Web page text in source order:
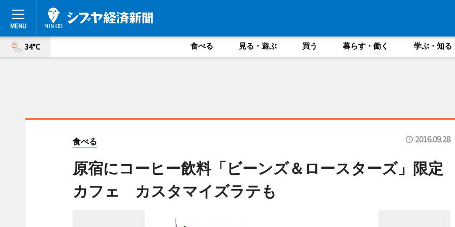
34°C 食べる 見る・遊ぶ 買う 暮らす・働く 学ぶ・知る
食べる 2016.09.28
原宿にコーヒー飲料「ビーンズ＆ロースターズ」限定
カフェ カスタマイズラテも